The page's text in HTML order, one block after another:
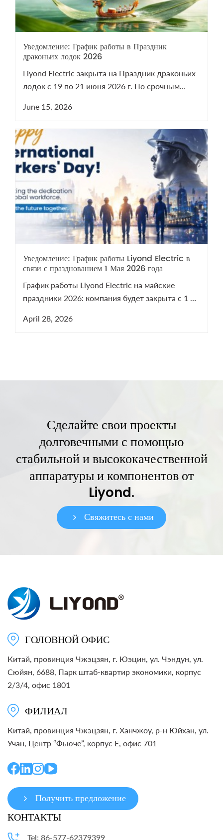
Уведомление: График работы в Праздник
драконьих лодок 2026
Liyond Electric закрыта на Праздник драконьих
лодок с 19 по 21 июня 2026 г. По срочным
June 15, 2026
Уведомление: График работы Liyond Electric в
связи с празднованием 1 Мая 2026 года
График работы Liyond Electric на майские
праздники 2026: компания будет закрыта с 1 по
праздников наши менеджеры остаются на
April 28, 2026
Сделайте свои проекты
долговечными с помощью
стабильной и высококачественной
аппаратуры и компонентов от
Liyond.
Свяжитесь с нами
ГОЛОВНОЙ ОФИС
Китай, провинция Чжэцзян, г. Юэцин, ул. Чэндун, ул.
Сюйян, 6688, Парк штаб-квартир экономики, корпус
2/3/4, офис 1801
ФИЛИАЛ
Китай, провинция Чжэцзян, г. Ханчжоу, р-н Юйхан, ул.
Учан, Центр “Фьюче”, корпус E, офис 701
Получить предложение
КОНТАКТЫ
Tel: 86-577-62379399